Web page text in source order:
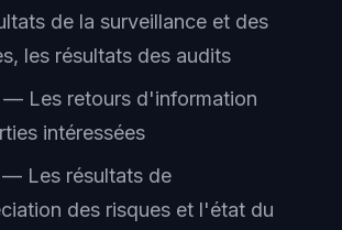
de la surveillance et des
les résultats des audits
Les retours d'information
intéressées
Les résultats de
des risques et l'état du